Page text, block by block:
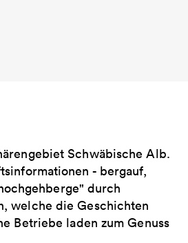
Schwäbische Alb.
- bergauf,
durch
welche die Geschichten
Betriebe laden zum Genuss